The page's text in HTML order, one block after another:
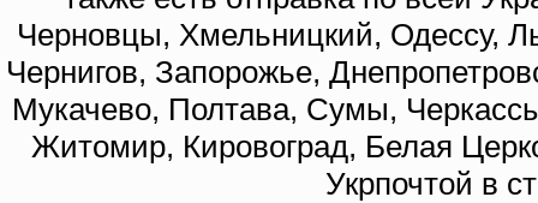
Черновцы, Хмельницкий, Одессу,
Чернигов, Запорожье,
Мукачево, Полтава, Сумы,
Житомир, Кировоград, Белая
Укрпочтой в